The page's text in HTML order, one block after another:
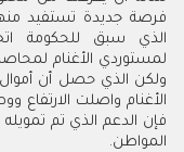
فرصة جديدة تستفيد
الذي سبق للحكومة
لمستوردي الأغنام
ولكن الذي حصل أن
الأغنام واصلت الارتفاع
فإن الدعم الذي تم تمويله
المواطن.